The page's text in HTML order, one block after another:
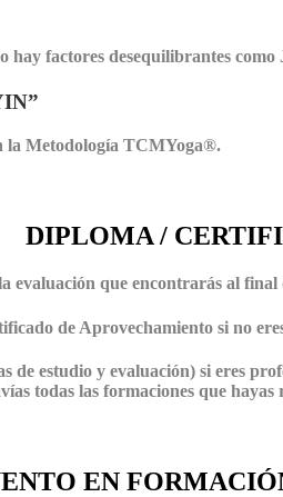
factores desequilibrantes como
la Metodología TCMYoga®.
DIPLOMA /
evaluación que encontrarás al final
de Aprovechamiento si no
estudio y evaluación) si eres
todas las formaciones que
EN